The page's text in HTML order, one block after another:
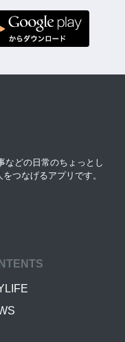
などの日常のちょっとし
つなげるアプリです。